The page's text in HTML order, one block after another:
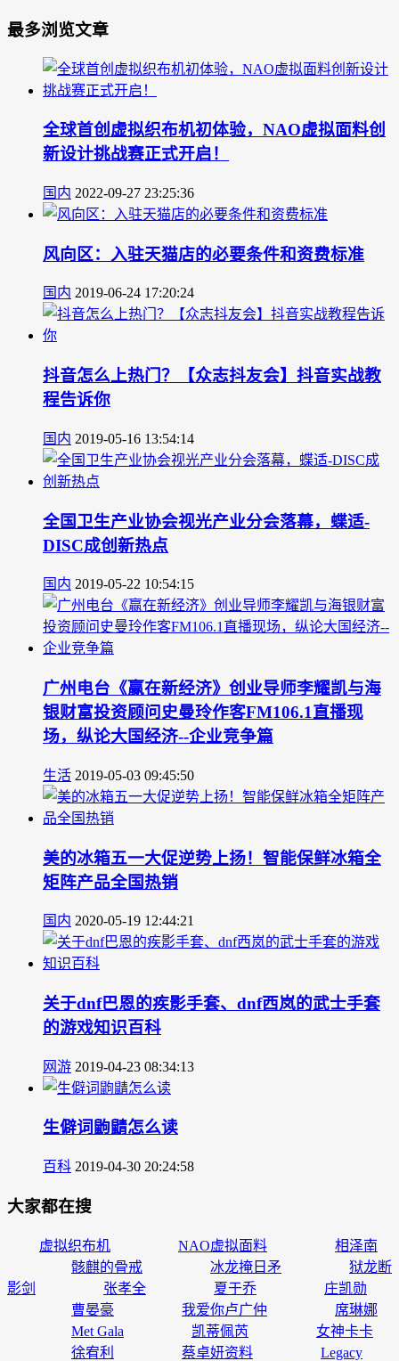
最多浏览文章
全球首创虚拟织布机初体验，NAO虚拟面料创
新设计挑战赛正式开启！
国内 2022-09-27 23:25:36
风向区：入驻天猫店的必要条件和资费标准
国内 2019-06-24 17:20:24
抖音怎么上热门？【众志抖友会】抖音实战教
程告诉你
国内 2019-05-16 13:54:14
全国卫生产业协会视光产业分会落幕，蝶适-
DISC成创新热点
国内 2019-05-22 10:54:15
广州电台《赢在新经济》创业导师李耀凯与海
银财富投资顾问史曼玲作客FM106.1直播现
场，纵论大国经济--企业竞争篇
生活 2019-05-03 09:45:50
美的冰箱五一大促逆势上扬！智能保鲜冰箱全
矩阵产品全国热销
国内 2020-05-19 12:44:21
关于dnf巴恩的疾影手套、dnf西岚的武士手套
的游戏知识百科
网游 2019-04-23 08:34:13
生僻词鼩鼱怎么读
百科 2019-04-30 20:24:58
大家都在搜
虚拟织布机 NAO虚拟面料
相泽南
骸麒的骨戒
冰龙掩日矛
狱龙断
影剑
张孝全 夏于乔
庄凯勋
曹晏豪
我爱你卢广仲
席琳娜
Met Gala
凯蒂佩芮
女神卡卡
徐宥利
蔡卓妍资料
Legacy